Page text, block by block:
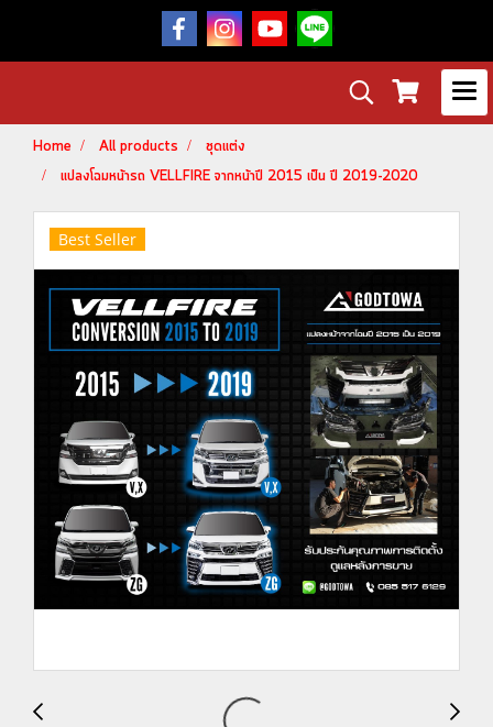
Home All products
ชุดแต่ง
แปลงโฉมหน้ารถ VELLFIRE จากหน้าปี 2015 เป็น ปี 2019-2020
Best Seller